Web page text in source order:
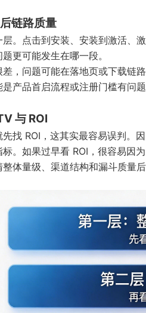
链路质量
。点击到安装、安装到激活、
更可能发生在哪一段。
，问题可能在落地页或下载链
产品首启流程或注册门槛有问
与 ROI
找 ROI，这其实最容易误判。
。如果过早看 ROI，很容易因
体量级、渠道结构和漏斗质量